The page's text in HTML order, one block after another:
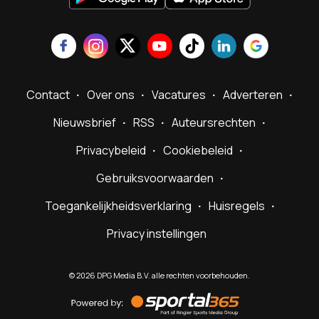
Contact Over ons Vacatures
Adverteren
Nieuwsbrief
RSS
Auteursrechten
Privacybeleid
Cookiebeleid
Gebruiksvoorwaarden
Toegankelijkheidsverklaring
Huisregels
Privacy instellingen
©2026 DPG Media B.V. alle rechten voorbehouden.
by
Sportal365